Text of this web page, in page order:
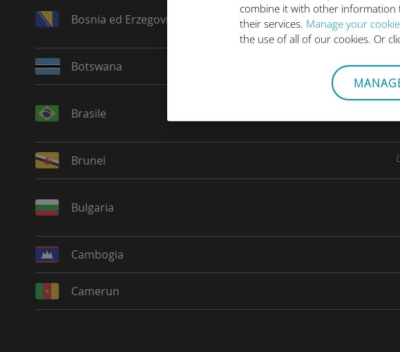
combine it with other
their services. Manage your
the use of all of our cookies. Or
Bosnia ed Erzegovina
Botswana
Brasile
Brunei
Bulgaria
Cambogia
Camerun